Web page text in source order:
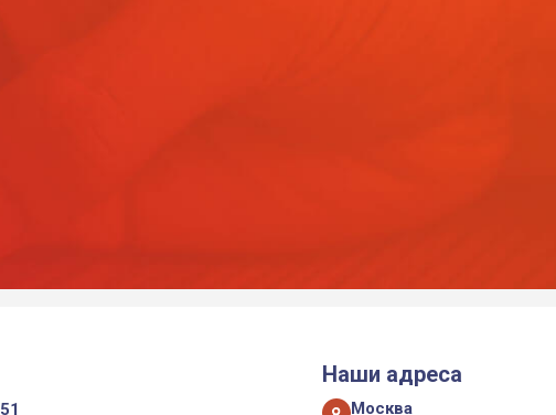
Наши адреса
Москва